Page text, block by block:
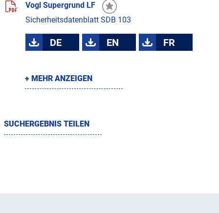
Vogl Supergrund LF
Sicherheitsdatenblatt SDB 103
DE EN FR
+ MEHR ANZEIGEN
SUCHERGEBNIS TEILEN